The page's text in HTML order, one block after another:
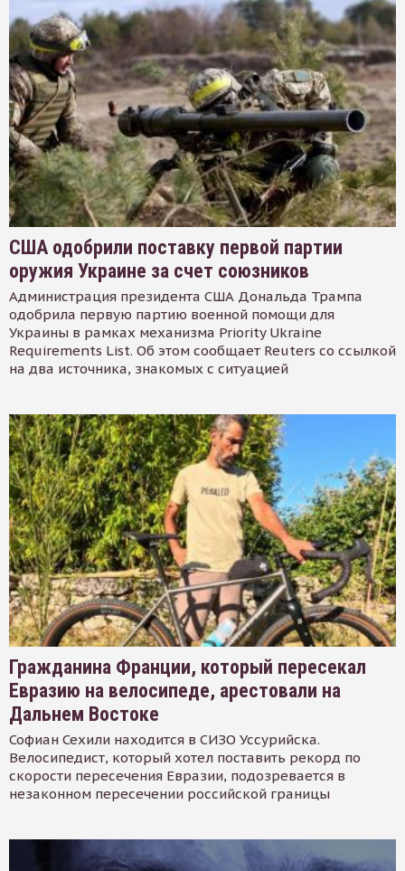
США одобрили поставку первой партии
оружия Украине за счет союзников
Администрация президента США Дональда Трампа
одобрила первую партию военной помощи для
Украины в рамках механизма Priority Ukraine
Requirements List. Об этом сообщает Reuters со ссылкой
на два источника, знакомых с ситуацией
Гражданина Франции, который пересекал
Евразию на велосипеде, арестовали на
Дальнем Востоке
Софиан Сехили находится в СИЗО Уссурийска.
Велосипедист, который хотел поставить рекорд по
скорости пересечения Евразии, подозревается в
незаконном пересечении российской границы